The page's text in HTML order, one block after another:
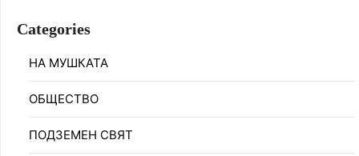
Categories
НА МУШКАТА
ОБЩЕСТВО
ПОДЗЕМЕН СВЯТ